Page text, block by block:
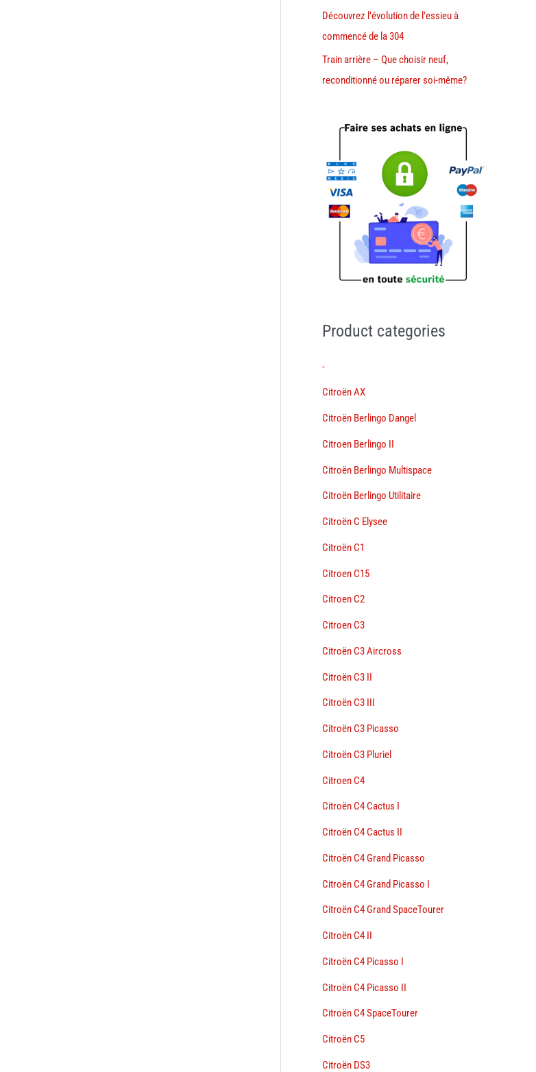
Découvrez l’évolution de l’essieu à
commencé de la 304
Train arrière – Que choisir neuf,
reconditionné ou réparer soi-même?
Product categories
-
Citroën AX
Citroën Berlingo Dangel
Citroen Berlingo II
Citroën Berlingo Multispace
Citroën Berlingo Utilitaire
Citroën C Elysee
Citroën C1
Citroen C15
Citroen C2
Citroen C3
Citroën C3 Aircross
Citroën C3 II
Citroën C3 III
Citroën C3 Picasso
Citroën C3 Pluriel
Citroen C4
Citroën C4 Cactus I
Citroën C4 Cactus II
Citroën C4 Grand Picasso
Citroën C4 Grand Picasso I
Citroën C4 Grand SpaceTourer
Citroën C4 II
Citroën C4 Picasso I
Citroën C4 Picasso II
Citroën C4 SpaceTourer
Citroën C5
Citroën DS3